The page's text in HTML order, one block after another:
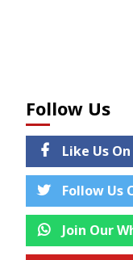
Follow Us
Like Us
Follow Us
Join Our